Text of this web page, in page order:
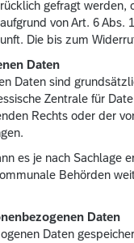
gefragt
von Art. 6
Die bis zum
Daten
Daten sind
Zentrale für
Rechts oder der
es je nach
Behörden
Daten
Daten